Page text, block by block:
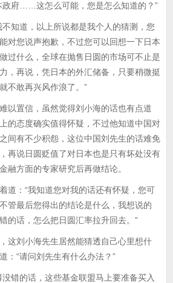
府……这怎么可能，您是怎么知道的？”
知道，以上所说都是我个人的猜测，您
对您说声抱歉，不过您可以回想一下日本
过什么，全球在抛售日圆的市场可不止是
，再说，凭日本的外汇储备，只要稍微挺
不敢再兴风作浪了。”
置信，虽然觉得刘小海的话也有点道
的态度确实值得怀疑，不过他知道中国对
间有不少积怨，这位中国刘先生的话难免
再说日圆贬值了对日本也是只有坏处没有
方面的专家研究后再做结论。
：“我知道您对我的话还有怀疑，您可
管最后您得出的结论是什么，我想说的
的话，怎么把日圆汇率拉升回去。”
刘小海先生居然能猜透自己心里想什
：“请问刘先生有什么办法？”
错的话，这些基金联盟马上要准备买入